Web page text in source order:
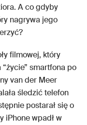
A co gdyby
nagrywa jego
filmowej, który
smartfona po
van der Meer
śledzić telefon
postarał się o
iPhone wpadł w